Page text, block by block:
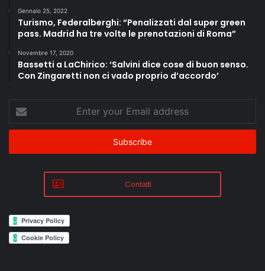
Gennaio 25, 2022
Turismo, Federalberghi: “Penalizzati dal super green
pass. Madrid ha tre volte le prenotazioni di Roma”
Novembre 17, 2020
Bassetti a LaChirico: ‘Salvini dice cose di buon senso.
Con Zingaretti non ci vado proprio d’accordo’
your
Email
Contatti